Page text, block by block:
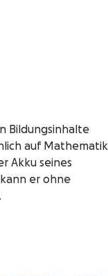
Bildungsinhalte
auf Mathematik
Akku seines
er ohne